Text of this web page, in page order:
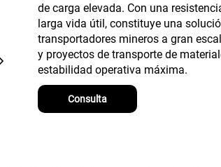
de carga elevada. Con una
larga vida útil, constituye una
transportadores mineros a gran
y proyectos de transporte de
estabilidad operativa máxima.
Consulta